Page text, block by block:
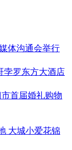
体沟通会举行
孛罗东方大酒店
首届婚礼购物
大城小爱花锦